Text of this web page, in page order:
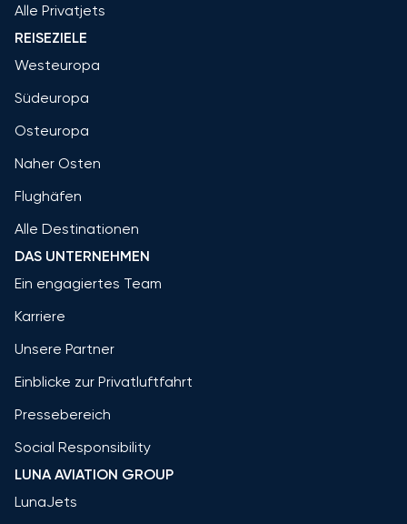
Alle Privatjets
REISEZIELE
Westeuropa
Südeuropa
Osteuropa
Naher Osten
Flughäfen
Alle Destinationen
DAS UNTERNEHMEN
Ein engagiertes Team
Karriere
Unsere Partner
Einblicke zur Privatluftfahrt
Pressebereich
Social Responsibility
LUNA AVIATION GROUP
LunaJets